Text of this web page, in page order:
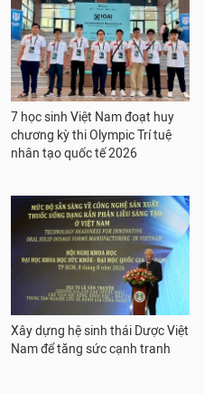
7 học sinh Việt Nam đoạt huy
chương kỳ thi Olympic Trí tuệ
nhân tạo quốc tế 2026
Xây dựng hệ sinh thái Dược Việt
Nam để tăng sức cạnh tranh